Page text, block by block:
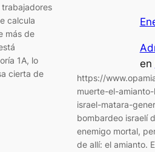
trabajadores
calcula
más de
1A, lo
cierta de
en
https://
muerte-el-
israel-matara-
bombardeo israelí
enemigo mortal,
de allí: el amianto.